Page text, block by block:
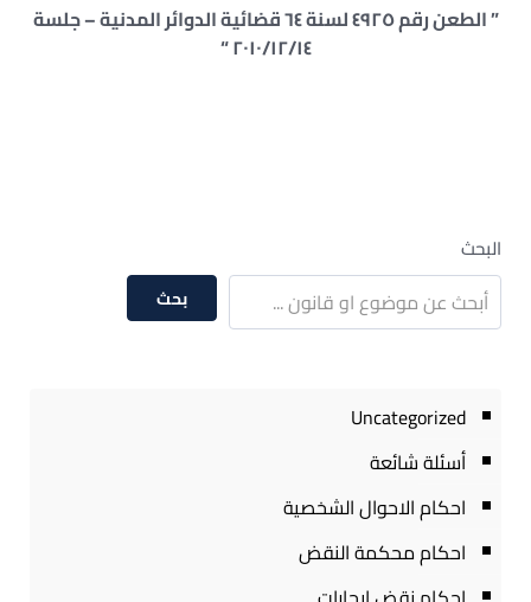
” الطعن رقم ٤٩٢٥ لسنة ٦٤ قضائية الدوائر المدنية – جلسة
٢٠١٠/١٢/١٤ “
البحث
بحث
Uncategorized
أسئلة شائعة
احكام الاحوال الشخصية
احكام محكمة النقض